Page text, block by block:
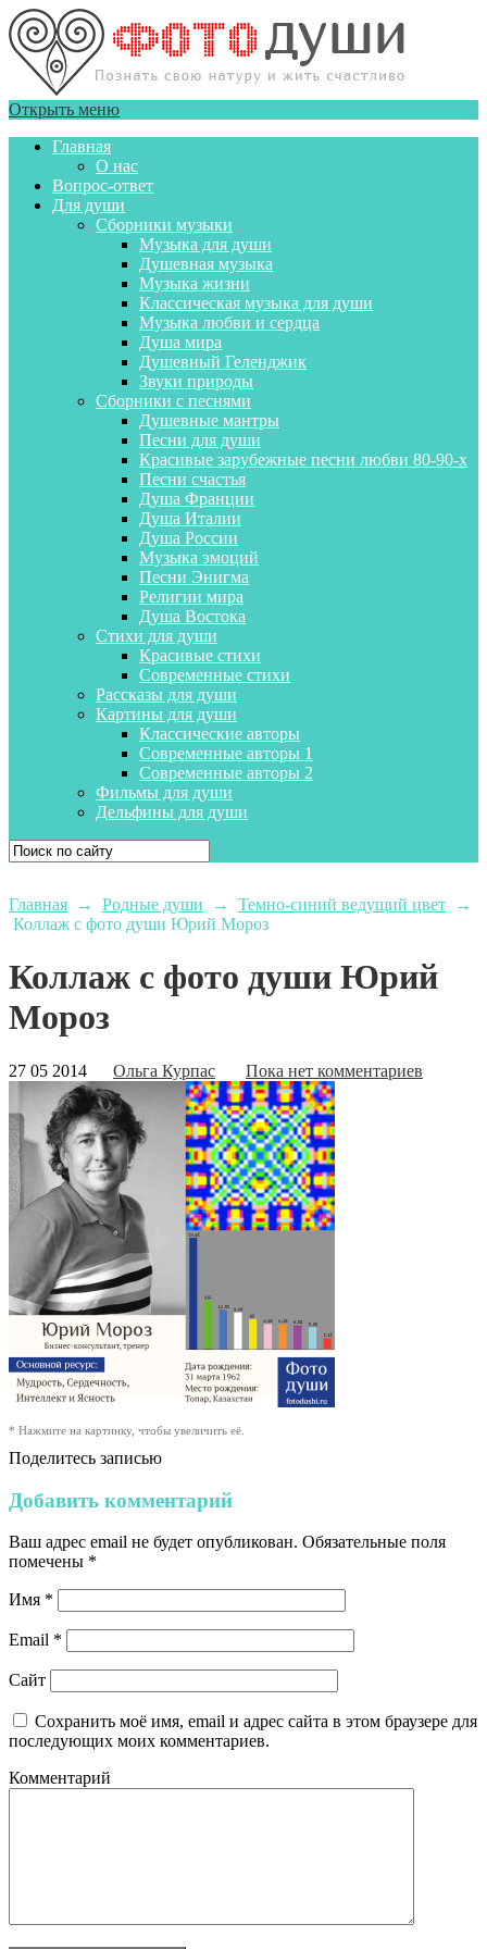
Открыть меню
Главная
О нас
Вопрос-ответ
Для души
Сборники музыки
Музыка для души
Душевная музыка
Музыка жизни
Классическая музыка для души
Музыка любви и сердца
Душа мира
Душевный Геленджик
Звуки природы
Сборники с песнями
Душевные мантры
Песни для души
Красивые зарубежные песни любви 80-90-х
Песни счастья
Душа Франции
Душа Италии
Душа России
Музыка эмоций
Песни Энигма
Религии мира
Душа Востока
Стихи для души
Красивые стихи
Современные стихи
Рассказы для души
Картины для души
Классические авторы
Современные авторы 1
Современные авторы 2
Фильмы для души
Дельфины для души
Главная → Родные души → Темно-синий ведущий цвет →
Коллаж с фото души Юрий Мороз
Коллаж с фото души Юрий
Мороз
27 05 2014 Ольга Курпас Пока нет комментариев
* Нажмите на картинку, чтобы увеличить её.
Поделитесь записью
Добавить комментарий
Ваш адрес email не будет опубликован. Обязательные поля
помечены *
Имя *
Email *
Сайт
Сохранить моё имя, email и адрес сайта в этом браузере для
последующих моих комментариев.
Комментарий